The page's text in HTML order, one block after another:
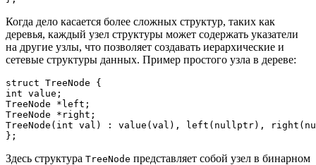
Когда дело касается более сложных структур, таких как
деревья, каждый узел структуры может содержать указатели
на другие узлы, что позволяет создавать иерархические и
сетевые структуры данных. Пример простого узла в дереве:
struct TreeNode {
int value;
TreeNode *left;
TreeNode *right;
TreeNode(int val) : value(val), left(nullptr),
};
Здесь структура TreeNode представляет собой узел в бинарном